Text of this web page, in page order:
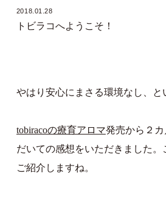
2018.01.28
トビラコへようこそ！
やはり安心にまさる環境なし、と
tobiracoの療育アロマ発売から２
だいての感想をいただきました。
ご紹介しますね。